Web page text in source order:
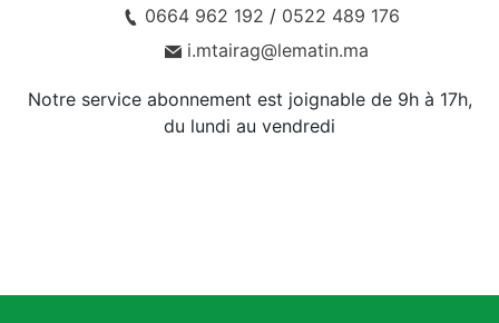
0664 962 192 / 0522 489 176
i.mtairag@lematin.ma
Notre service abonnement est joignable de 9h à 17h,
du lundi au vendredi